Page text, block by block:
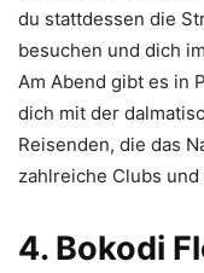
du stattdessen die
besuchen und dich
Am Abend gibt es in
dich mit der
Reisenden, die das
zahlreiche Clubs
4. Bokodi